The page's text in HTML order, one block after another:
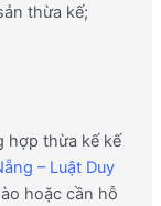
thừa kế;
hợp thừa kế kế
– Luật Duy
hoặc cần hỗ